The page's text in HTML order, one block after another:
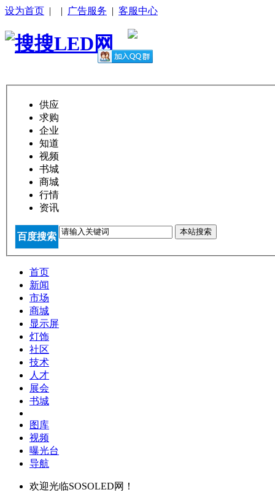
设为首页 | | 广告服务 | 客服中心
供应
求购
企业
知道
视频
书城
商城
行情
资讯
百度搜索 本站搜索
首页
新闻
市场
商城
显示屏
灯饰
社区
技术
人才
展会
书城
图库
视频
曝光台
导航
欢迎光临SOSOLED网！